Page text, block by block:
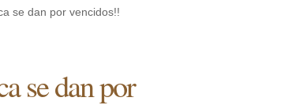
se dan por vencidos!!
se dan por